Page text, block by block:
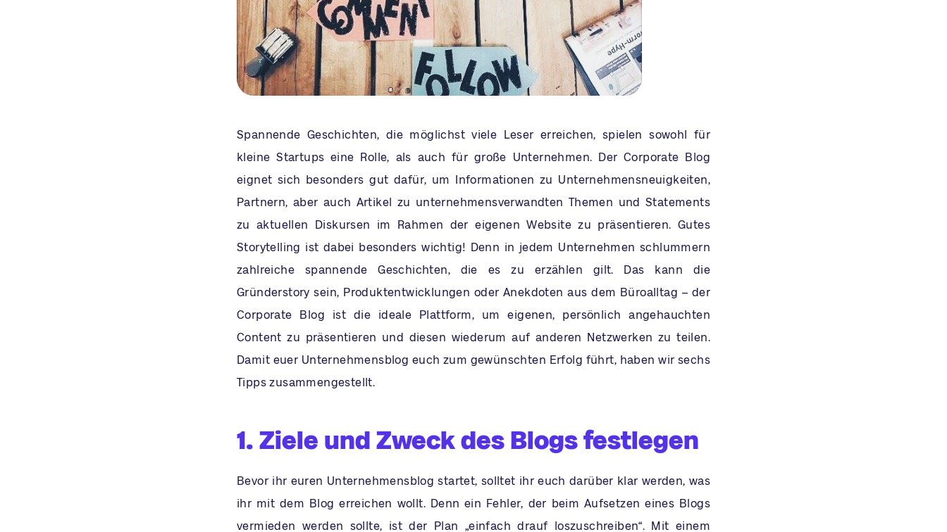
Spannende Geschichten, die möglichst viele Leser erreichen, spielen sowohl für
kleine Startups eine Rolle, als auch für große Unternehmen. Der Corporate Blog
eignet sich besonders gut dafür, um Informationen zu Unternehmensneuigkeiten,
Partnern, aber auch Artikel zu unternehmensverwandten Themen und Statements
zu aktuellen Diskursen im Rahmen der eigenen Website zu präsentieren. Gutes
Storytelling ist dabei besonders wichtig! Denn in jedem Unternehmen schlummern
zahlreiche spannende Geschichten, die es zu erzählen gilt. Das kann die
Gründerstory sein, Produktentwicklungen oder Anekdoten aus dem Büroalltag – der
Corporate Blog ist die ideale Plattform, um eigenen, persönlich angehauchten
Content zu präsentieren und diesen wiederum auf anderen Netzwerken zu teilen.
Damit euer Unternehmensblog euch zum gewünschten Erfolg führt, haben wir sechs
Tipps zusammengestellt.
1. Ziele und Zweck des Blogs festlegen
Bevor ihr euren Unternehmensblog startet, solltet ihr euch darüber klar werden, was
ihr mit dem Blog erreichen wollt. Denn ein Fehler, der beim Aufsetzen eines Blogs
vermieden werden sollte, ist der Plan „einfach drauf loszuschreiben“. Mit einem